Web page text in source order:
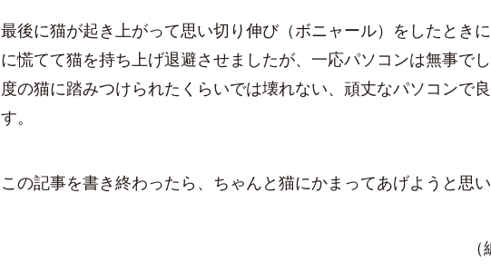
最後に猫が起き上がって思い切り伸び（ボニャール）をしたとき
に慌てて猫を持ち上げ退避させましたが、一応パソコンは無事で
度の猫に踏みつけられたくらいでは壊れない、頑丈なパソコンで
す。
この記事を書き終わったら、ちゃんと猫にかまってあげようと思い